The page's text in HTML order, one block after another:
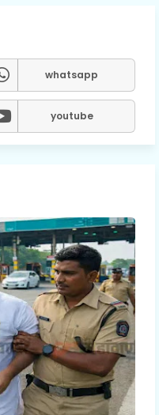
whatsapp
youtube